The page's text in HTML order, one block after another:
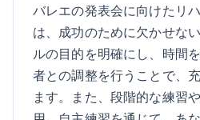
バレエの発表会に向けたリ
は、成功のために欠かせな
ルの目的を明確にし、時間
者との調整を行うことで、
ます。また、段階的な練習